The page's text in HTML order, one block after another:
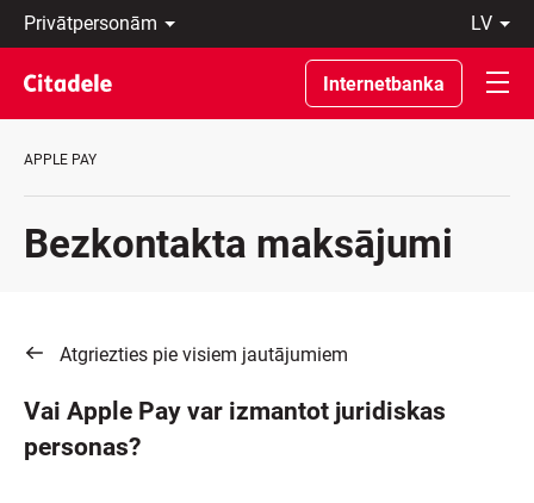
Privātpersonām
Uzņēmumiem
Private
Banking
Par
C
lv
Latviski
По-
русски
In
Internetbanka
APPLE PAY
Bezkontakta maksājumi
Atgriezties pie visiem jautājumiem
Vai Apple Pay var izmantot juridiskas
personas?